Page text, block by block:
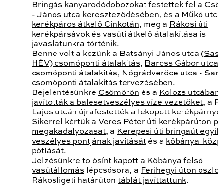
Bringás kanyarodódobozokat festettek fel a
- János utca kereszteződésében, és a Műkő
kerékpáros átkelő Cinkotán, meg a Rákosi úti
kerékpársávok és vasúti átkelő átalakítása is
javaslatunkra történik.
Benne volt a kezünk a Batsányi János utca
HÉV) csomóponti átalakítás, Baross Gábor utca
csomóponti átalakítás, Nógrádverőce utca -
csomóponti átalakítás tervezésében.
Bejelentésünkre Csömörön és a Kolozs
javították a balesetveszélyes vízelvezetőket, a
Lajos utcán újrafestették a lekopott
Sikerrel kértük a Veres Péter úti kerékpárúton
megakadályozását, a Kerepesi úti bringaút
veszélyes pontjának javítását és a kőbányai
pótlását.
Jelzésünkre tolósínt kapott a Kőbánya felső
vasútállomás lépcsősora, a Ferihegyi úton
Rákosligeti határúton táblát javíttattunk.